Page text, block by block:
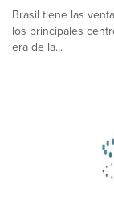
Brasil tiene las
los principales
era de la...